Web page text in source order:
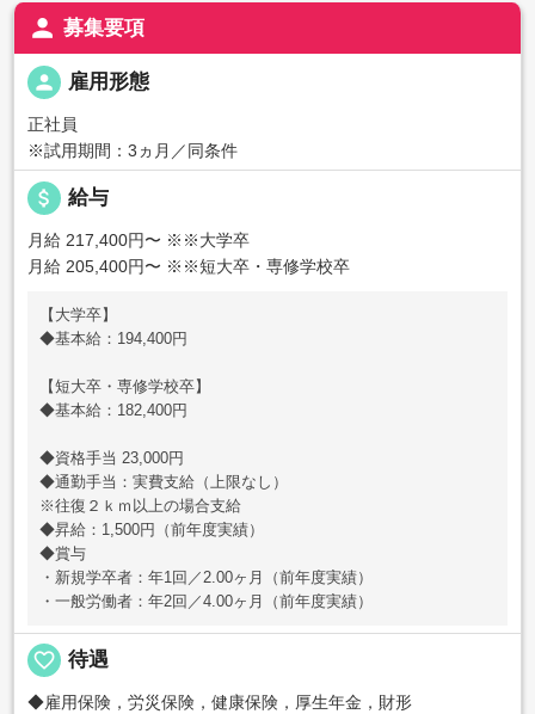
person 募集要項
person 雇用形態
正社員
※試用期間：3ヵ月／同条件
attach_money 給与
月給 217,400円〜 ※※大学卒
月給 205,400円〜 ※※短大卒・専修学校卒
【大学卒】
◆基本給：194,400円
【短大卒・専修学校卒】
◆基本給：182,400円
◆資格手当 23,000円
◆通勤手当：実費支給（上限なし）
※往復２ｋｍ以上の場合支給
◆昇給：1,500円（前年度実績）
◆賞与
・新規学卒者：年1回／2.00ヶ月（前年度実績）
・一般労働者：年2回／4.00ヶ月（前年度実績）
favorite_border 待遇
◆雇用保険，労災保険，健康保険，厚生年金，財形